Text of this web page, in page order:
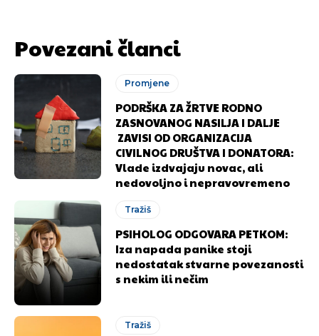
Povezani članci
Promjene
PODRŠKA ZA ŽRTVE RODNO
ZASNOVANOG NASILJA I DALJE
ZAVISI OD ORGANIZACIJA
CIVILNOG DRUŠTVA I DONATORA:
Vlade izdvajaju novac, ali
nedovoljno i nepravovremeno
Tražiš
PSIHOLOG ODGOVARA PETKOM:
Iza napada panike stoji
nedostatak stvarne povezanosti
s nekim ili nečim
Tražiš